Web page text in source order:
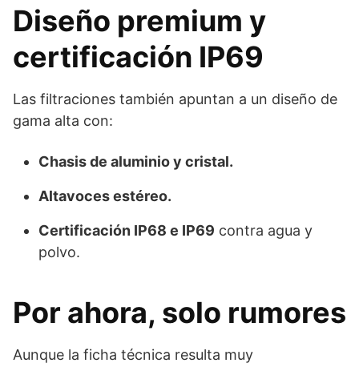
Diseño premium y
certificación IP69
Las filtraciones también apuntan a un diseño de
gama alta con:
Chasis de aluminio y cristal.
Altavoces estéreo.
Certificación IP68 e IP69 contra agua y
polvo.
Por ahora, solo rumores
Aunque la ficha técnica resulta muy